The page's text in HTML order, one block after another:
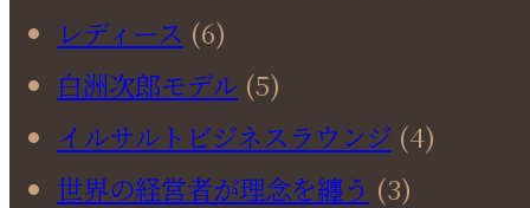
レディース (6)
白洲次郎モデル (5)
イルサルトビジネスラウンジ (4)
世界の経営者が理念を纏う (3)